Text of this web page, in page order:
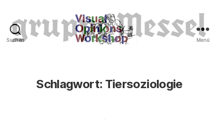
Suchen Menü
Schlagwort: Tiersoziologie